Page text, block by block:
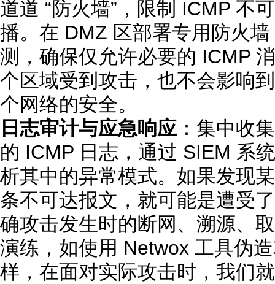
道道 “防火墙”，限制 ICMP 不
播。在 DMZ 区部署专用防火
测，确保仅允许必要的 ICMP
个区域受到攻击，也不会影响
个网络的安全。
日志审计与应急响应 ：集中收
的 ICMP 日志，通过 SIEM 系
析其中的异常模式。如果发现
条不可达报文，就可能是遭受
确攻击发生时的断网、溯源、
演练，如使用 Netwox 工具伪
样，在面对实际攻击时，我们